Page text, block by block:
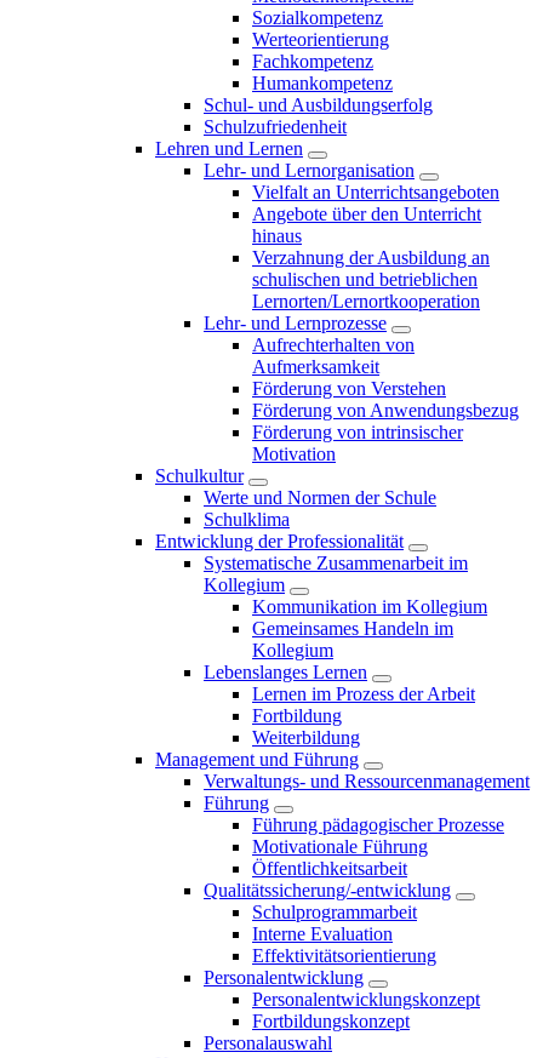
Sozialkompetenz
Werteorientierung
Fachkompetenz
Humankompetenz
Schul- und Ausbildungserfolg
Schulzufriedenheit
Lehren und Lernen
Lehr- und Lernorganisation
Vielfalt an Unterrichtsangeboten
Angebote über den Unterricht
hinaus
Verzahnung der Ausbildung an
schulischen und betrieblichen
Lernorten/Lernortkooperation
Lehr- und Lernprozesse
Aufrechterhalten von
Aufmerksamkeit
Förderung von Verstehen
Förderung von Anwendungsbezug
Förderung von intrinsischer
Motivation
Schulkultur
Werte und Normen der Schule
Schulklima
Entwicklung der Professionalität
Systematische Zusammenarbeit im
Kollegium
Kommunikation im Kollegium
Gemeinsames Handeln im
Kollegium
Lebenslanges Lernen
Lernen im Prozess der Arbeit
Fortbildung
Weiterbildung
Management und Führung
Verwaltungs- und Ressourcenmanagement
Führung
Führung pädagogischer Prozesse
Motivationale Führung
Öffentlichkeitsarbeit
Qualitätssicherung/-entwicklung
Schulprogrammarbeit
Interne Evaluation
Effektivitätsorientierung
Personalentwicklung
Personalentwicklungskonzept
Fortbildungskonzept
Personalauswahl